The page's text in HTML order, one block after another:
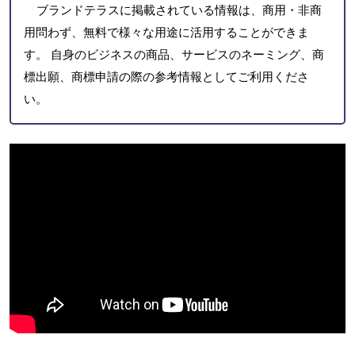
ブランドテラスに掲載されている情報は、商用・非商
用問わず、無料で様々な用途に活用することができま
す。 自身のビジネスの商品、サービスのネーミング、商
標出願、商標申請の際の参考情報としてご利用くださ
い。